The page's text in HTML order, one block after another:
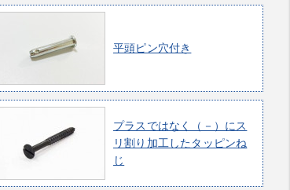
平頭ピン穴付き
プラスではなく（－）にス
リ割り加工したタッピンね
じ